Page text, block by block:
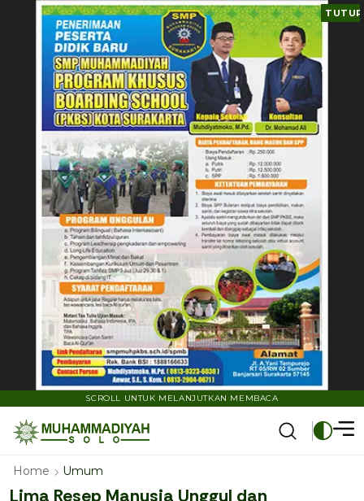
TUTUP
SCROLL UNTUK MELANJUTKAN MEMBACA
Home Umum
Lima Resep Manusia Unggul dan